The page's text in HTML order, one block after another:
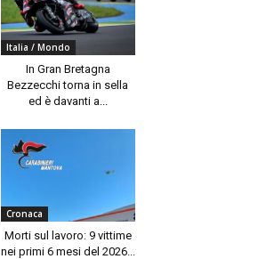
Italia / Mondo
In Gran Bretagna
Bezzecchi torna in sella
ed è davanti a...
Cronaca
Morti sul lavoro: 9 vittime
nei primi 6 mesi del 2026...